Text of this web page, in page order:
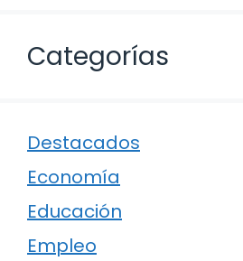
Categorías
Destacados
Economía
Educación
Empleo